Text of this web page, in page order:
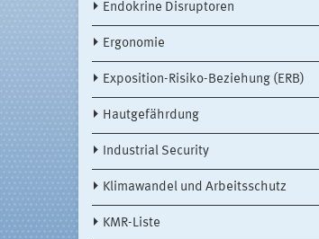
Endokrine Disruptoren
Ergonomie
Exposition-Risiko-Beziehung (ERB)
Hautgefährdung
Industrial Security
Klimawandel und Arbeitsschutz
KMR-Liste